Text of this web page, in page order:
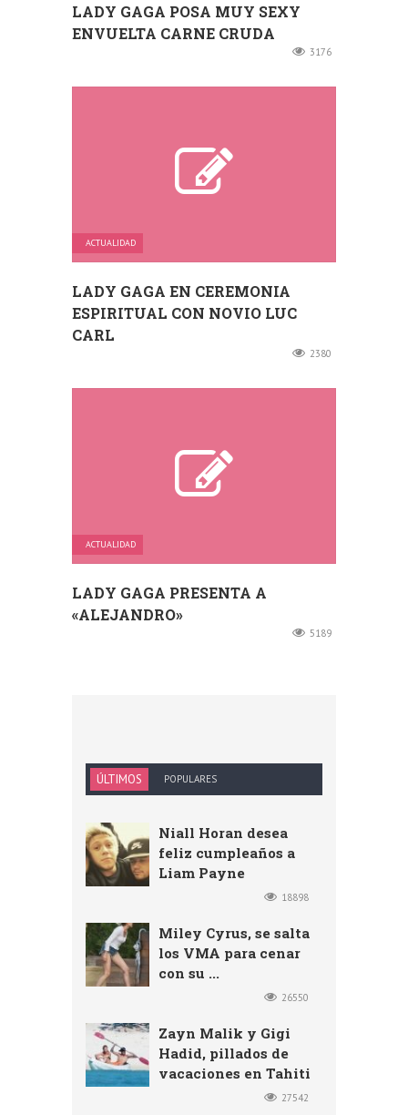
LADY GAGA POSA MUY SEXY
ENVUELTA CARNE CRUDA
3176
ACTUALIDAD
LADY GAGA EN CEREMONIA
ESPIRITUAL CON NOVIO LUC
CARL
2380
ACTUALIDAD
LADY GAGA PRESENTA A
«ALEJANDRO»
5189
ÚLTIMOS POPULARES
Niall Horan desea
feliz cumpleaños a
Liam Payne
18898
Miley Cyrus, se salta
los VMA para cenar
con su ...
26550
Zayn Malik y Gigi
Hadid, pillados de
vacaciones en Tahiti
27542